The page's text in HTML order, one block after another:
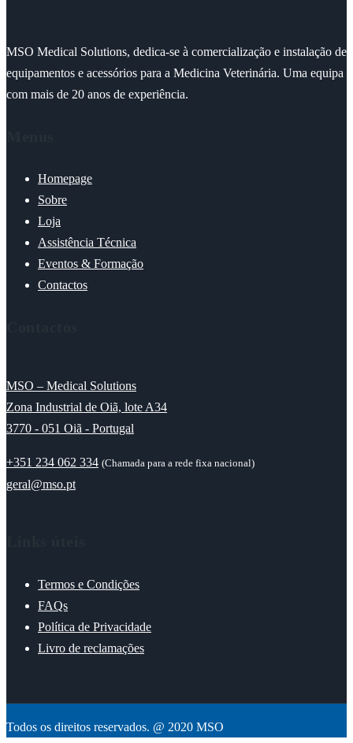
MSO Medical Solutions, dedica-se à comercialização e instalação de
equipamentos e acessórios para a Medicina Veterinária. Uma equipa
com mais de 20 anos de experiência.
Homepage
Sobre
Loja
Assistência Técnica
Eventos & Formação
Contactos
MSO – Medical Solutions
Zona Industrial de Oiã, lote A34
3770 - 051 Oiã - Portugal
+351 234 062 334 (Chamada para a rede fixa nacional)
geral@mso.pt
Termos e Condições
FAQs
Política de Privacidade
Livro de reclamações
Todos os direitos reservados. @ 2020 MSO